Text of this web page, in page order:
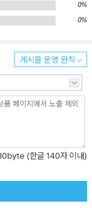
지요. 이 책을 통
보세요. 또, 우리가 바라
고, 무엇을 잘하고 있고,
모습을 상상해 보세요.
될 거예요.
0%
0%
게시물 운영 원칙
(한글 140자 이내)